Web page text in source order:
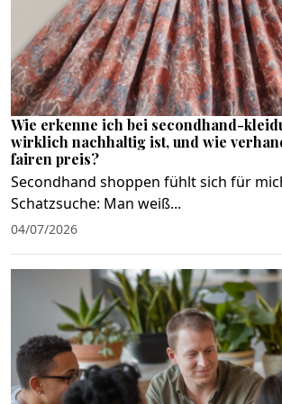
Wie erkenne ich bei secondhand-
wirklich nachhaltig ist, und wie
fairen preis?
Secondhand shoppen fühlt sich für
Schatzsuche: Man weiß...
04/07/2026